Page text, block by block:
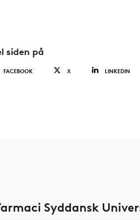
siden på
FACEBOOK X LINKEDIN
Syddansk